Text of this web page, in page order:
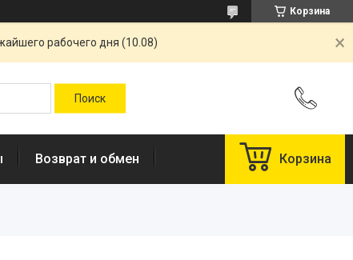
Корзина
рабочего дня (10.08)
Возврат и обмен Корзина